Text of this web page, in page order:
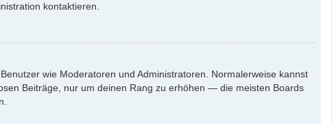
kontaktieren.
wie Moderatoren und Administratoren. Normalerweise kannst
Beiträge, nur um deinen Rang zu erhöhen — die meisten Boards